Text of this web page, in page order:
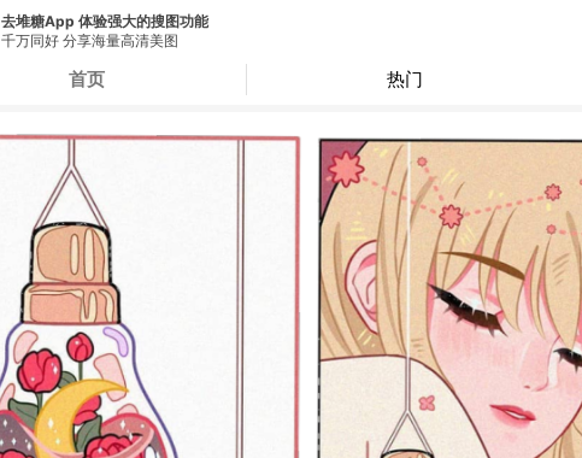
去堆糖App 体验强大的搜图功能
千万同好 分享海量高清美图
首页 热门